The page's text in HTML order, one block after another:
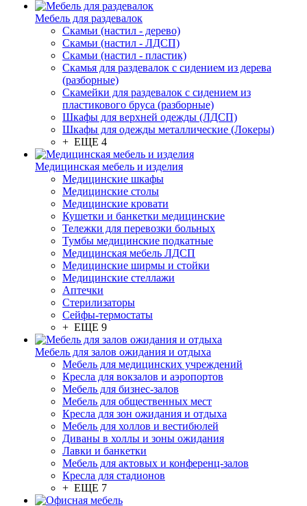
Мебель для раздевалок
Скамьи (настил - дерево)
Скамьи (настил - ЛДСП)
Скамьи (настил - пластик)
Скамья для раздевалок с сидением из дерева
(разборные)
Скамейки для раздевалок с сидением из
пластикового бруса (разборные)
Шкафы для верхней одежды (ЛДСП)
Шкафы для одежды металлические (Локеры)
+ ЕЩЕ 4
Медицинская мебель и изделия
Медицинские шкафы
Медицинские столы
Медицинские кровати
Кушетки и банкетки медицинские
Тележки для перевозки больных
Тумбы медицинские подкатные
Медицинская мебель ЛДСП
Медицинские ширмы и стойки
Медицинские стеллажи
Аптечки
Стерилизаторы
Сейфы-термостаты
+ ЕЩЕ 9
Мебель для залов ожидания и отдыха
Мебель для медицинских учреждений
Кресла для вокзалов и аэропортов
Мебель для бизнес-залов
Мебель для общественных мест
Кресла для зон ожидания и отдыха
Мебель для холлов и вестибюлей
Диваны в холлы и зоны ожидания
Лавки и банкетки
Мебель для актовых и конференц-залов
Кресла для стадионов
+ ЕЩЕ 7